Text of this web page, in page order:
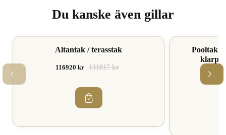
Du kanske även gillar
Spara 10%Altantak / terasstak
116920 kr 131017 kr
Spara 16%
Pooltak